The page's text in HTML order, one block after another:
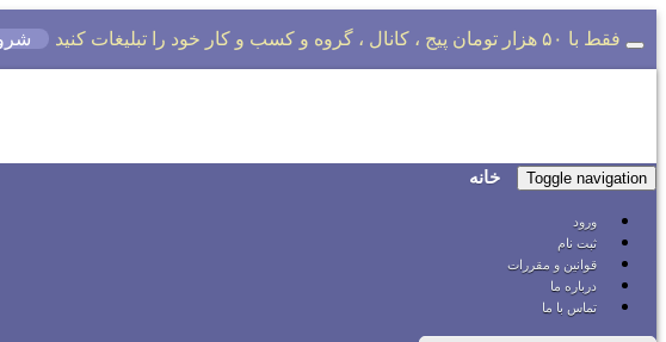
فقط با ۵۰ هزار تومان پیج ، کانال ، گروه و کسب و کار خود را تبلیغات کنید
Toggle navigation خانه
ورود
ثبت نام
قوانین و مقررات
درباره ما
تماس با ما